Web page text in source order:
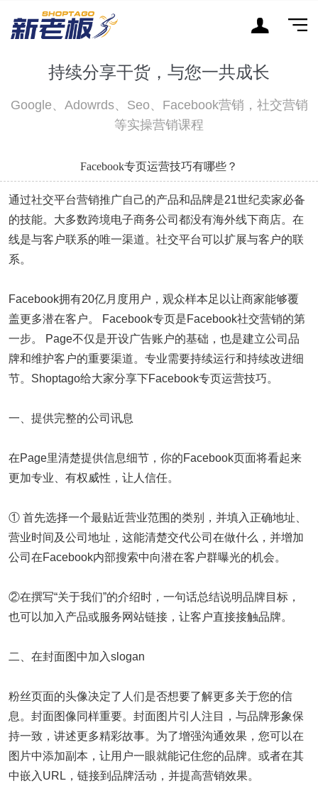
持续分享干货，与您一共成长
Google、Adowrds、Seo、Facebook营销，社交营销
等实操营销课程
Facebook专页运营技巧有哪些？
通过社交平台营销推广自己的产品和品牌是21世纪卖家必备
的技能。大多数跨境电子商务公司都没有海外线下商店。在
线是与客户联系的唯一渠道。社交平台可以扩展与客户的联
系。
Facebook拥有20亿月度用户，观众样本足以让商家能够覆
盖更多潜在客户。 Facebook专页是Facebook社交营销的第
一步。 Page不仅是开设广告账户的基础，也是建立公司品
牌和维护客户的重要渠道。专业需要持续运行和持续改进细
节。Shoptago给大家分享下Facebook专页运营技巧。
一、提供完整的公司讯息
在Page里清楚提供信息细节，你的Facebook页面将看起来
更加专业、有权威性，让人信任。
① 首先选择一个最贴近营业范围的类别，并填入正确地址、
营业时间及公司地址，这能清楚交代公司在做什么，并增加
公司在Facebook内部搜索中向潜在客户群曝光的机会。
②在撰写“关于我们”的介绍时，一句话总结说明品牌目标，
也可以加入产品或服务网站链接，让客户直接接触品牌。
二、在封面图中加入slogan
粉丝页面的头像决定了人们是否想要了解更多关于您的信
息。封面图像同样重要。封面图片引人注目，与品牌形象保
持一致，讲述更多精彩故事。为了增强沟通效果，您可以在
图片中添加副本，让用户一眼就能记住您的品牌。或者在其
中嵌入URL，链接到品牌活动，并提高营销效果。